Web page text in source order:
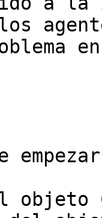
objeto